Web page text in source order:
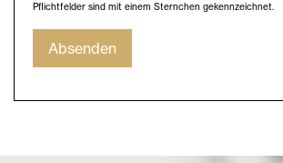
Pflichtfelder sind mit einem Sternchen gekennzeichnet.
Absenden